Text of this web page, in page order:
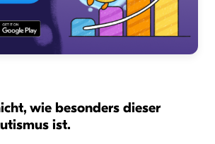
wie besonders dieser
ist.